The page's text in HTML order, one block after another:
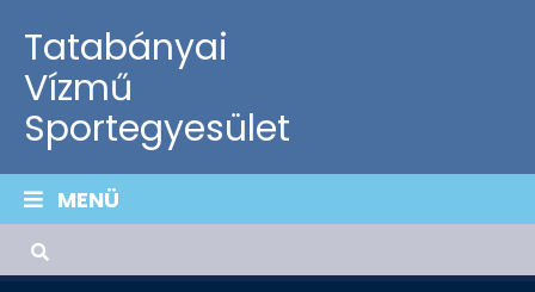
Tatabányai
Vízmű
Sportegyesület
MENÜ